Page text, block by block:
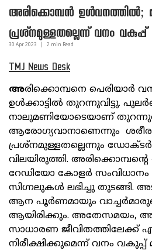
അരിക്കൊമ്പന്‍ ഉള്‍വനത്തില്‍;
പ്രശ്‌നമുള്ളതല്ലെന്ന് വനം വകുപ്പ്
30 Apr 2023 2 min Read
TMJ News Desk
അരിക്കൊമ്പനെ പെരിയാര്‍
ഉള്‍ക്കാട്ടില്‍ തുറന്നുവിട്ടു.
നാലുമണിയോടെയാണ്
ആരോഗ്യവാനാണെന്നും
പ്രശ്‌നമുള്ളതല്ലെന്നും
വിലയിരുത്തി. അരിക്കൊമ്പന്റെ
റേഡിയോ കോളര്‍ സംവിധാനം
സിഗ്നലുകള്‍ ലഭിച്ചു തുടങ്ങി.
ആന പൂര്‍ണമായും
ആയിരിക്കും. അതേസമയം,
സാധാരണ ജീവിതത്തിലേക്ക്
നിരീക്ഷിക്കുമെന്ന് വനം വകുപ്പ്